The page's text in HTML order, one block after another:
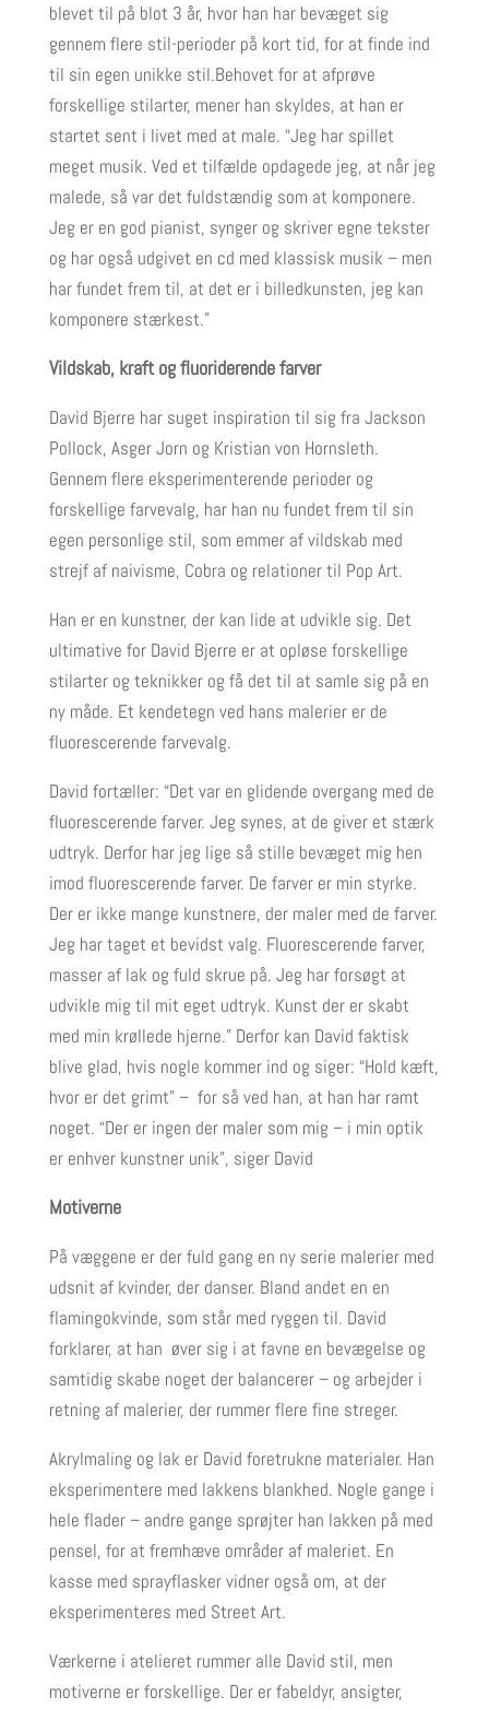
blevet til på blot 3 år, hvor han har bevæget sig
gennem flere stil-perioder på kort tid, for at finde ind
til sin egen unikke stil.Behovet for at afprøve
forskellige stilarter, mener han skyldes, at han er
startet sent i livet med at male. “Jeg har spillet
meget musik. Ved et tilfælde opdagede jeg, at når jeg
malede, så var det fuldstændig som at komponere.
Jeg er en god pianist, synger og skriver egne tekster
og har også udgivet en cd med klassisk musik – men
har fundet frem til, at det er i billedkunsten, jeg kan
komponere stærkest.”
Vildskab, kraft ogfluoriderende farver
David Bjerre har suget inspiration til sig fra Jackson
Pollock, Asger Jorn og Kristian von Hornsleth.
Gennem flere eksperimenterende perioder og
forskellige farvevalg, har han nu fundet frem til sin
egen personlige stil, som emmer af vildskab med
strejf af naivisme, Cobra og relationer til Pop Art.
Han er en kunstner, der kan lide at udvikle sig. Det
ultimative for David Bjerre er at opløse forskellige
stilarter og teknikker og få det til at samle sig på en
ny måde. Et kendetegn ved hans malerier er de
fluorescerende farvevalg.
David fortæller: “Det var en glidende overgang med de
fluorescerende farver. Jeg synes, at de giver et stærk
udtryk. Derfor har jeg lige så stille bevæget mig hen
imod fluorescerende farver. De farver er min styrke.
Der er ikke mange kunstnere, der maler med de farver.
Jeg har taget et bevidst valg. Fluorescerende farver,
masser af lak og fuld skrue på. Jeg har forsøgt at
udvikle mig til mit eget udtryk. Kunst der er skabt
med min krøllede hjerne.” Derfor kan David faktisk
blive glad, hvis nogle kommer ind og siger: “Hold kæft,
hvor er det grimt” – for så ved han, at han har ramt
noget. “Der er ingen der maler som mig – i min optik
er enhver kunstner unik”, siger David
Motiverne
På væggene er der fuld gang en ny serie malerier med
udsnit af kvinder, der danser. Bland andet en en
flamingokvinde, som står med ryggen til. David
forklarer, at han øver sig i at favne en bevægelse og
samtidig skabe noget der balancerer – og arbejder i
retning af malerier, der rummer flere fine streger.
Akrylmaling og lak er David foretrukne materialer. Han
eksperimentere med lakkens blankhed. Nogle gange i
hele flader – andre gange sprøjter han lakken på med
pensel, for at fremhæve områder af maleriet. En
kasse med sprayflasker vidner også om, at der
eksperimenteres med Street Art.
Værkerne i atelieret rummer alle David stil, men
motiverne er forskellige. Der er fabeldyr, ansigter,